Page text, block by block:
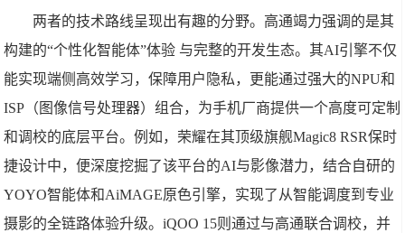
两者的技术路线呈现出有趣的分野。高通竭力强调的是其
构建的“个性化智能体”体验 与完整的开发生态。其AI引擎不仅
能实现端侧高效学习，保障用户隐私，更能通过强大的NPU和
ISP（图像信号处理器）组合，为手机厂商提供一个高度可定制
和调校的底层平台。例如，荣耀在其顶级旗舰Magic8 RSR保时
捷设计中，便深度挖掘了该平台的AI与影像潜力，结合自研的
YOYO智能体和AiMAGE原色引擎，实现了从智能调度到专业
摄影的全链路体验升级。iQOO 15则通过与高通联合调校，并